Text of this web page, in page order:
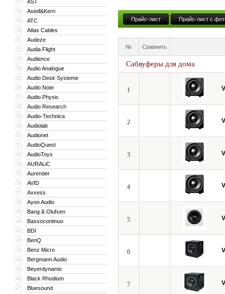
17 AST
18 Astell&Kern
19 ATC
20 Atlas Cables
21 Audeze
22 Audia Flight
23 Audience
24 Audio Analogue
25 Audio Desk Systeme
26 Audio Note
27 Audio Physic
28 Audio Research
29 Audio-Technica
30 Audiolab
31 Audionet
32 AudioQuest
33 AudioToys
34 AURALiC
35 Aurender
36 AVID
37 Axxess
38 Ayon Audio
39 Bang & Olufsen
40 Bassocontinuo
41 BDI
42 BenQ
43 Benz Micro
44 Bergmann Audio
45 Beyerdynamic
46 Black Rhodium
47 Bluesound
Разработчики полагали так:
соотношения цена/качество
наград, а также дипломами
Velodyne - это запатентованные
поручать изготовление
производственные и сборочные
интегрированы друг с другом.
После сборки каждый динамик и
процесс окончательной отделки, а
Так что, компания уверена в
Инженеры компании не устают
количество запатентованных
Сегодня Velodyne занимает
технических характеристик, и
демонстрирует отменное
Уникальность Velodyne -
Прайс-лист Прайс-лист с
№ Сравнить
Сабвуферы для дома
1
2
3
4
5
6
7